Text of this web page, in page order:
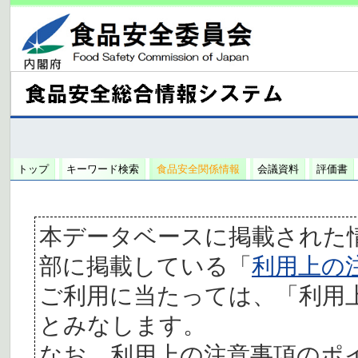
トップ キーワード検索 食品安全関係情報 会議資料 評価書
本データベースに掲載された
部に掲載している「利用上の
ご利用に当たっては、「利
とみなします。